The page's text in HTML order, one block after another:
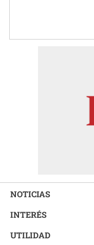
NOTICIAS
INTERÉS
UTILIDAD